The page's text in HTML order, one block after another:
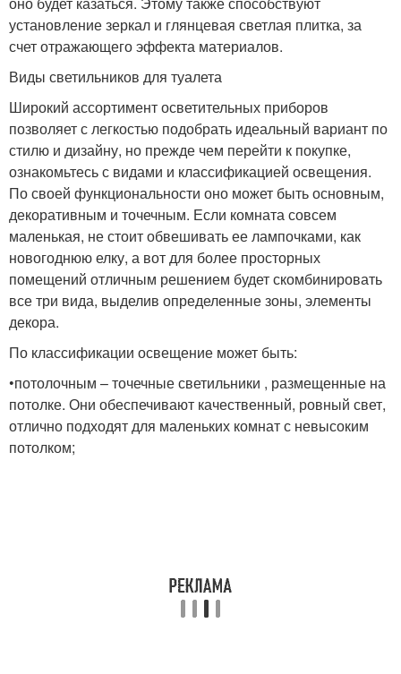
установление зеркал и глянцевая светлая плитка, за
счет отражающего эффекта материалов.
Виды светильников для туалета
Широкий ассортимент осветительных приборов
позволяет с легкостью подобрать идеальный вариант по
стилю и дизайну, но прежде чем перейти к покупке,
ознакомьтесь с видами и классификацией освещения.
По своей функциональности оно может быть основным,
декоративным и точечным. Если комната совсем
маленькая, не стоит обвешивать ее лампочками, как
новогоднюю елку, а вот для более просторных
помещений отличным решением будет скомбинировать
все три вида, выделив определенные зоны, элементы
декора.
По классификации освещение может быть:
•потолочным – точечные светильники , размещенные на
потолке. Они обеспечивают качественный, ровный свет,
отлично подходят для маленьких комнат с невысоким
потолком;